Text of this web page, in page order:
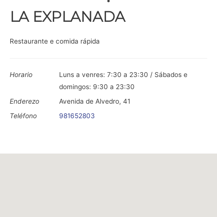
LA EXPLANADA
Restaurante e comida rápida
Horario
Luns a venres: 7:30 a 23:30 / Sábados e
domingos: 9:30 a 23:30
Enderezo
Avenida de Alvedro, 41
Teléfono
981652803